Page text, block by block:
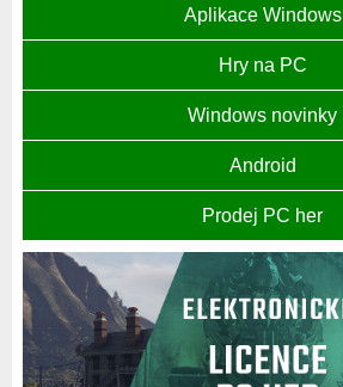
Aplikace Windows
Hry na PC
Windows novinky
Android
Prodej PC her